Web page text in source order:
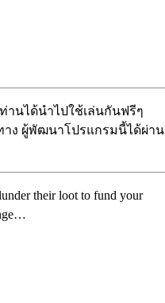
ท่านได้นำไปใช้เล่นกันฟรีๆ
าง ผู้พัฒนาโปรแกรมนี้ได้ผ่าน
their loot to fund your